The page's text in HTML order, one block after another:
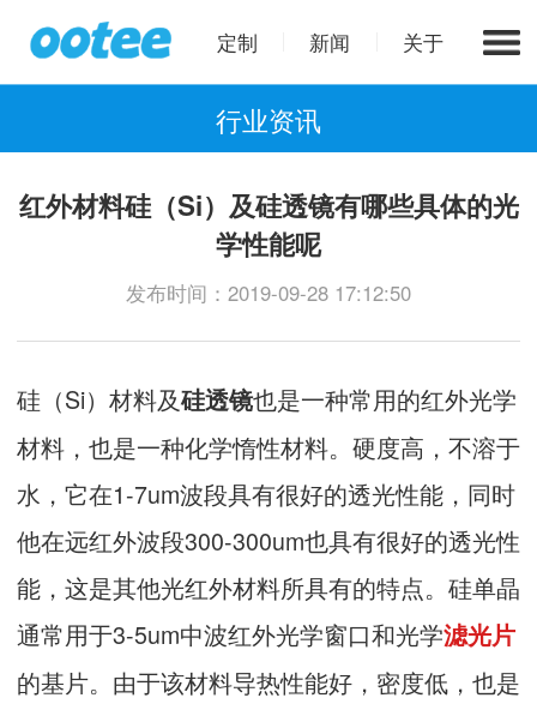
定制 新闻 关于
行业资讯
红外材料硅（Si）及硅透镜有哪些具体的光
学性能呢
发布时间：2019-09-28 17:12:50
硅（Si）材料及硅透镜也是一种常用的红外光学
材料，也是一种化学惰性材料。硬度高，不溶于
水，它在1-7um波段具有很好的透光性能，同时
他在远红外波段300-300um也具有很好的透光性
能，这是其他光红外材料所具有的特点。硅单晶
通常用于3-5um中波红外光学窗口和光学滤光片
的基片。由于该材料导热性能好，密度低，也是